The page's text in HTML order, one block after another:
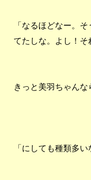
「なるほどなー。
てたしな。よし！そ
きっと美羽ちゃんな
「にしても種類多